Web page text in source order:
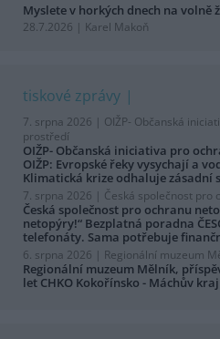
Myslete v horkých dnech na
28.7.2026 | Karel Makoň
tiskové zprávy
7. srpna 2026 | OIŽP- Občanská
prostředí
OIŽP- Občanská iniciativa pro
OIŽP: Evropské řeky vysychají a
Klimatická krize odhaluje zásadní
7. srpna 2026 | Česká společnost pro
Česká společnost pro ochranu
netopýry!“ Bezplatná poradna
telefonáty. Sama potřebuje
6. srpna 2026 | Regionální muzeum
Regionální muzeum Mělník,
let CHKO Kokořínsko - Máchův kraj